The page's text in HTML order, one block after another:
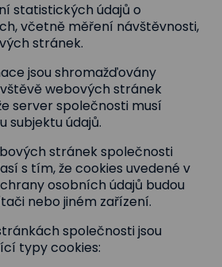
statistických údajů o
včetně měření návštěvnosti,
stránek.
jsou shromažďovány
webových stránek
server společnosti musí
subjektu údajů.
stránek společnosti
s tím, že cookies uvedené v
osobních údajů budou
nebo jiném zařízení.
společnosti jsou
typy cookies: